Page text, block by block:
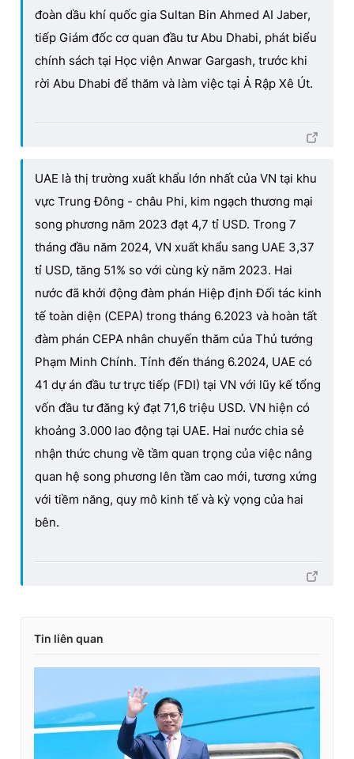
đoàn dầu khí quốc gia Sultan Bin Ahmed AI Jaber,
tiếp Giám đốc cơ quan đầu tư Abu Dhabi, phát biểu
chính sách tại Học viện Anwar Gargash, trước khi
rời Abu Dhabi để thăm và làm việc tại Ả Rập Xê Út.
UAE là thị trường xuất khẩu lớn nhất của VN tại khu
vực Trung Đông - châu Phi, kim ngạch thương mại
song phương năm 2023 đạt 4,7 tỉ USD. Trong 7
tháng đầu năm 2024, VN xuất khẩu sang UAE 3,37
tỉ USD, tăng 51% so với cùng kỳ năm 2023. Hai
nước đã khởi động đàm phán Hiệp định Đối tác kinh
tế toàn diện (CEPA) trong tháng 6.2023 và hoàn tất
đàm phán CEPA nhân chuyến thăm của Thủ tướng
Phạm Minh Chính. Tính đến tháng 6.2024, UAE có
41 dự án đầu tư trực tiếp (FDI) tại VN với lũy kế tổng
vốn đầu tư đăng ký đạt 71,6 triệu USD. VN hiện có
khoảng 3.000 lao động tại UAE. Hai nước chia sẻ
nhận thức chung về tầm quan trọng của việc nâng
quan hệ song phương lên tầm cao mới, tương xứng
với tiềm năng, quy mô kinh tế và kỳ vọng của hai
bên.
Tin liên quan